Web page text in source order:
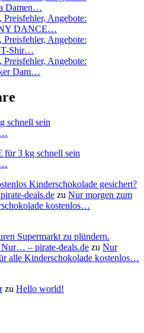
Damen…
Preisfehler, Angebote:
DANCE…
Preisfehler, Angebote:
T-Shir…
Preisfehler, Angebote:
Dam…
schnell sein
für 3 kg schnell sein
Kinderschokolade gesichert?
deals.de zu Nur morgen zum
kostenlos…
Supermarkt zu plündern.
– pirate-deals.de zu Nur
alle Kinderschokolade kostenlos…
zu Hello world!